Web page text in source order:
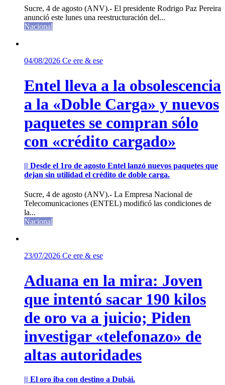
Sucre, 4 de agosto (ANV).- El presidente Rodrigo Paz Pereira
anunció este lunes una reestructuración del...
Nacional
04/08/2026 Ce ere & ese
Entel lleva a la obsolescencia
a la «Doble Carga» y nuevos
paquetes se compran sólo
con «crédito cargado»
|| Desde el 1ro de agosto Entel lanzó nuevos paquetes que
dejan sin utilidad el crédito de doble carga.
Sucre, 4 de agosto (ANV).- La Empresa Nacional de
Telecomunicaciones (ENTEL) modificó las condiciones de
la...
Nacional
23/07/2026 Ce ere & ese
Aduana en la mira: Joven
que intentó sacar 190 kilos
de oro va a juicio; Piden
investigar «telefonazo» de
altas autoridades
|| El oro iba con destino a Dubái.